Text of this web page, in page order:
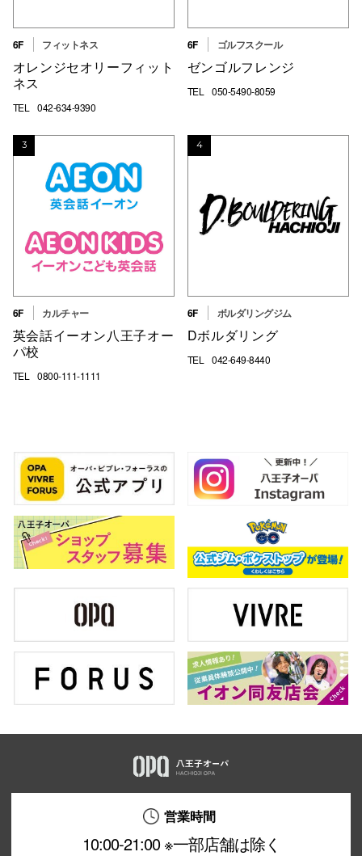
6F フィットネス
オレンジセオリーフィット
ネス
TEL 042-634-9390
6F ゴルフスクール
ゼンゴルフレンジ
TEL 050-5490-8059
3
6F カルチャー
英会話イーオン八王子オー
パ校
TEL 0800-111-1111
4
6F ボルダリングジム
Dボルダリング
TEL 042-649-8440
営業時間
10:00-21:00 ※一部店舗は除く
横浜ビ